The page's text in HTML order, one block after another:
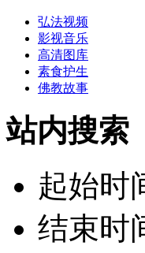
弘法视频
影视音乐
高清图库
素食护生
佛教故事
站内搜索
起始时
结束时